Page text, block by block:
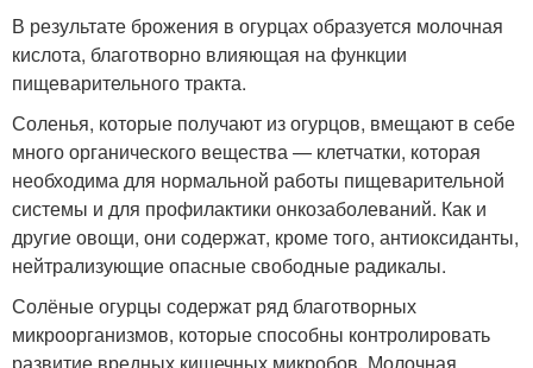
В результате брожения в огурцах образуется молочная
кислота, благотворно влияющая на функции
пищеварительного тракта.
Соленья, которые получают из огурцов, вмещают в себе
много органического вещества — клетчатки, которая
необходима для нормальной работы пищеварительной
системы и для профилактики онкозаболеваний. Как и
другие овощи, они содержат, кроме того, антиоксиданты,
нейтрализующие опасные свободные радикалы.
Солёные огурцы содержат ряд благотворных
микроорганизмов, которые способны контролировать
развитие вредных кишечных микробов. Молочная